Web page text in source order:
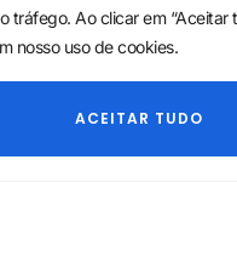
tráfego. Ao clicar em “Aceitar
nosso uso de cookies.
ACEITAR TUDO